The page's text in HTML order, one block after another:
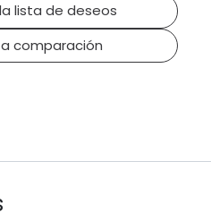
comparación
lista de deseos